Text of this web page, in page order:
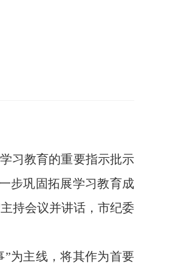
习教育的重要指示批示
步巩固拓展学习教育成
持会议并讲话，市纪委
”为主线，将其作为首要